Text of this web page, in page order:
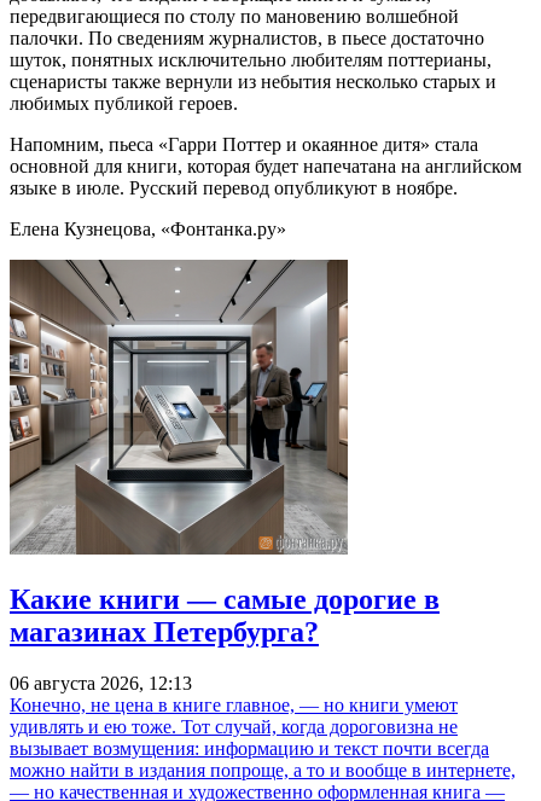
передвигающиеся по столу по мановению волшебной
палочки. По сведениям журналистов, в пьесе достаточно
шуток, понятных исключительно любителям поттерианы,
сценаристы также вернули из небытия несколько старых и
любимых публикой героев.
Напомним, пьеса «Гарри Поттер и окаянное дитя» стала
основной для книги, которая будет напечатана на английском
языке в июле. Русский перевод опубликуют в ноябре.
Елена Кузнецова, «Фонтанка.ру»
Какие книги — самые дорогие в
магазинах Петербурга?
06 августа 2026, 12:13
Конечно, не цена в книге главное, — но книги умеют
удивлять и ею тоже. Тот случай, когда дороговизна не
вызывает возмущения: информацию и текст почти всегда
можно найти в издания попроще, а то и вообще в интернете,
— но качественная и художественно оформленная книга —